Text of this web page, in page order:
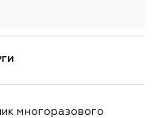
многоразового